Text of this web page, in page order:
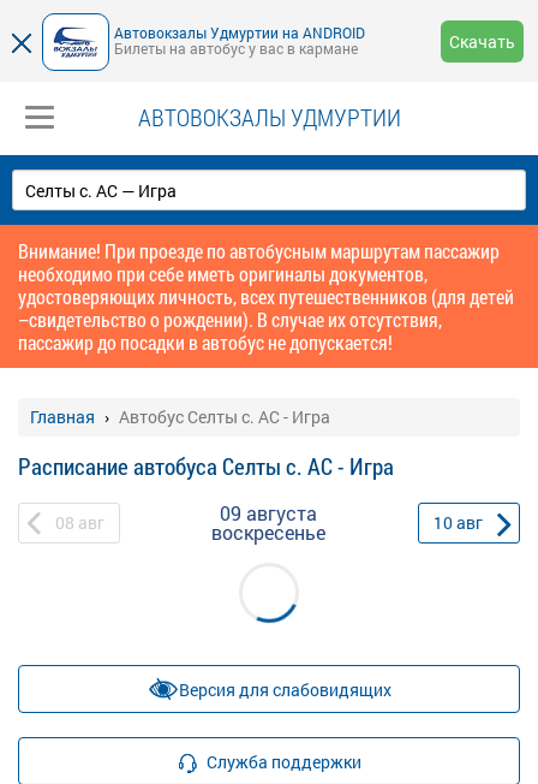
Автовокзалы Удмуртии на ANDROID
Билеты на автобус у вас в кармане
Скачать
АВТОВОКЗАЛЫ УДМУРТИИ
Внимание! При проезде по автобусным маршрутам пассажир
необходимо при себе иметь оригиналы документов,
удостоверяющих личность, всех путешественников (для детей
–свидетельство о рождении). В случае их отсутствия,
пассажир до посадки в автобус не допускается!
Главная Автобус Селты с. АС - Игра
Расписание автобуса Селты с. АС - Игра
08 авг 09 августа
воскресенье 10авг
Версия для слабовидящих
Служба поддержки